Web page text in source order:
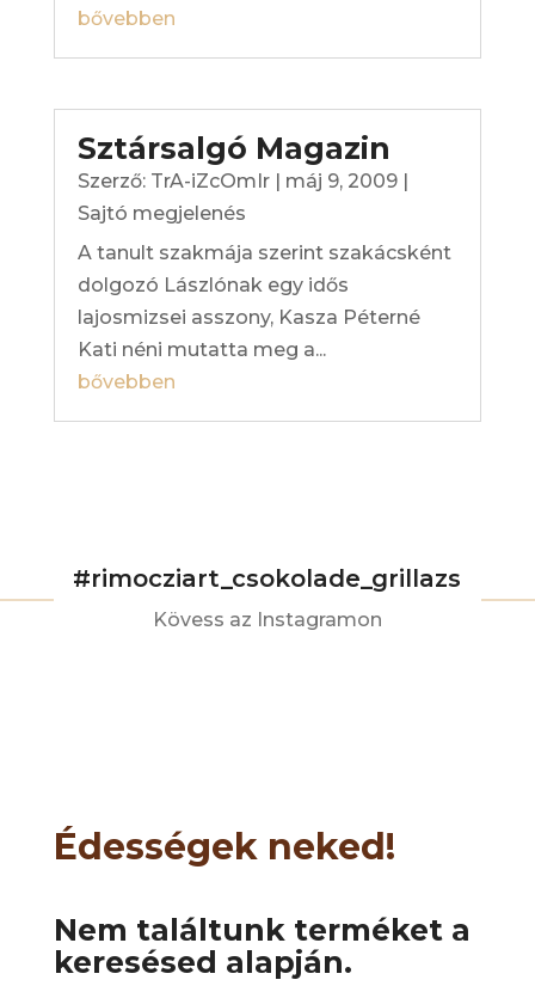
bővebben
Sztársalgó Magazin
Szerző: TrA-iZcOmIr| máj 9, 2009|
Sajtó megjelenés
A tanult szakmája szerint szakácsként
dolgozó Lászlónak egy idős
lajosmizsei asszony, Kasza Péterné
Kati néni mutatta meg a...
bővebben
#rimocziart_csokolade_grillazs
Kövess az Instagramon
Édességek neked!
Nem találtunk terméket a
keresésed alapján.